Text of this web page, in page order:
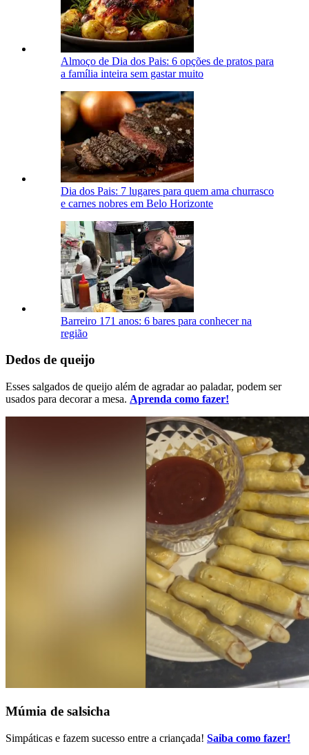
Almoço de Dia dos Pais: 6 opções de pratos para
a família inteira sem gastar muito
Dia dos Pais: 7 lugares para quem ama churrasco
e carnes nobres em Belo Horizonte
Barreiro 171 anos: 6 bares para conhecer na
região
Dedos de queijo
Esses salgados de queijo além de agradar ao paladar, podem ser
usados para decorar a mesa. Aprenda como fazer!
Múmia de salsicha
Simpáticas e fazem sucesso entre a criançada! Saiba como fazer!